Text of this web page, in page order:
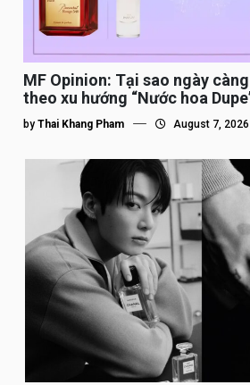
MF Opinion: Tại sao ngày
theo xu hướng “Nước hoa
by Thai Khang Pham August 7, 2026